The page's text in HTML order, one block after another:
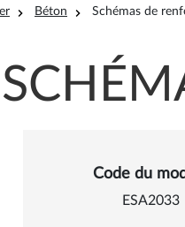
Béton Schémas de
Détails
Code du
ESA2033